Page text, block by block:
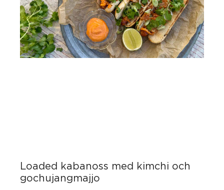
Loaded kabanoss med kimchi och
gochujangmajjo